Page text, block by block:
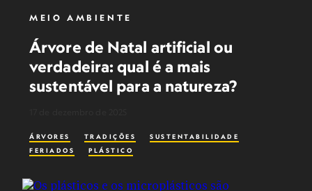
MEIO AMBIENTE
Árvore de Natal artificial ou
verdadeira: qual é a mais
sustentável para a natureza?
ÁRVORES TRADIÇÕES
SUSTENTABILIDADE
FERIADOS
PLÁSTICO